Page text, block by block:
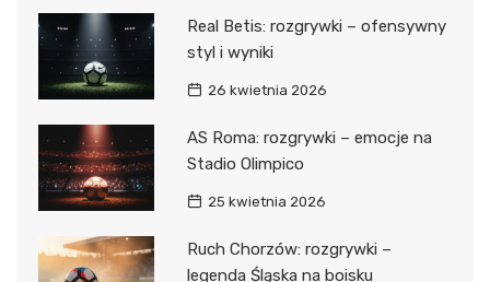
Real Betis: rozgrywki – ofensywny
styl i wyniki
26 kwietnia 2026
AS Roma: rozgrywki – emocje na
Stadio Olimpico
25 kwietnia 2026
Ruch Chorzów: rozgrywki –
legenda Śląska na boisku